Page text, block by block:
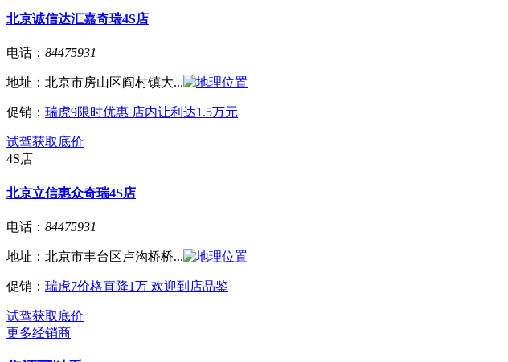
北京诚信达汇嘉奇瑞4S店
电话： 84475931
地址： 北京市房山区阎村镇大...
促销： 瑞虎9限时优惠 店内让利达1.5万元
试驾获取底价
4S店
北京立信惠众奇瑞4S店
电话： 84475931
地址： 北京市丰台区卢沟桥桥...
促销： 瑞虎7价格直降1万 欢迎到店品鉴
试驾获取底价
更多经销商